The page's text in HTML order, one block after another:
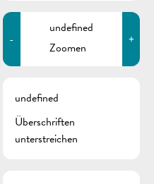
-
undefined
Zoomen
+
undefined
Überschriften
unterstreichen